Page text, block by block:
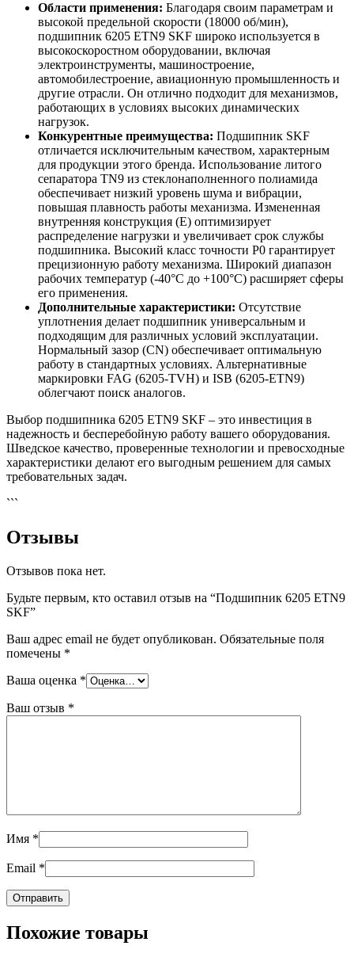
Области применения: Благодаря своим параметрам и
высокой предельной скорости (18000 об/мин),
подшипник 6205 ETN9 SKF широко используется в
высокоскоростном оборудовании, включая
электроинструменты, машиностроение,
автомобилестроение, авиационную промышленность и
другие отрасли. Он отлично подходит для механизмов,
работающих в условиях высоких динамических
нагрузок.
Конкурентные преимущества: Подшипник SKF
отличается исключительным качеством, характерным
для продукции этого бренда. Использование литого
сепаратора TN9 из стеклонаполненного полиамида
обеспечивает низкий уровень шума и вибрации,
повышая плавность работы механизма. Измененная
внутренняя конструкция (E) оптимизирует
распределение нагрузки и увеличивает срок службы
подшипника. Высокий класс точности P0 гарантирует
прецизионную работу механизма. Широкий диапазон
рабочих температур (-40°C до +100°C) расширяет сферы
его применения.
Дополнительные характеристики: Отсутствие
уплотнения делает подшипник универсальным и
подходящим для различных условий эксплуатации.
Нормальный зазор (CN) обеспечивает оптимальную
работу в стандартных условиях. Альтернативные
маркировки FAG (6205-TVH) и ISB (6205-ETN9)
облегчают поиск аналогов.
Выбор подшипника 6205 ETN9 SKF – это инвестиция в
надежность и бесперебойную работу вашего оборудования.
Шведское качество, проверенные технологии и превосходные
характеристики делают его выгодным решением для самых
требовательных задач.
```
Отзывы
Отзывов пока нет.
Будьте первым, кто оставил отзыв на “Подшипник 6205 ETN9
SKF”
Ваш адрес email не будет опубликован. Обязательные поля
помечены *
Ваша оценка *
Ваш отзыв *
Имя *
Email *
Похожие товары